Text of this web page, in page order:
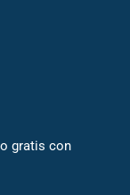
gratis con